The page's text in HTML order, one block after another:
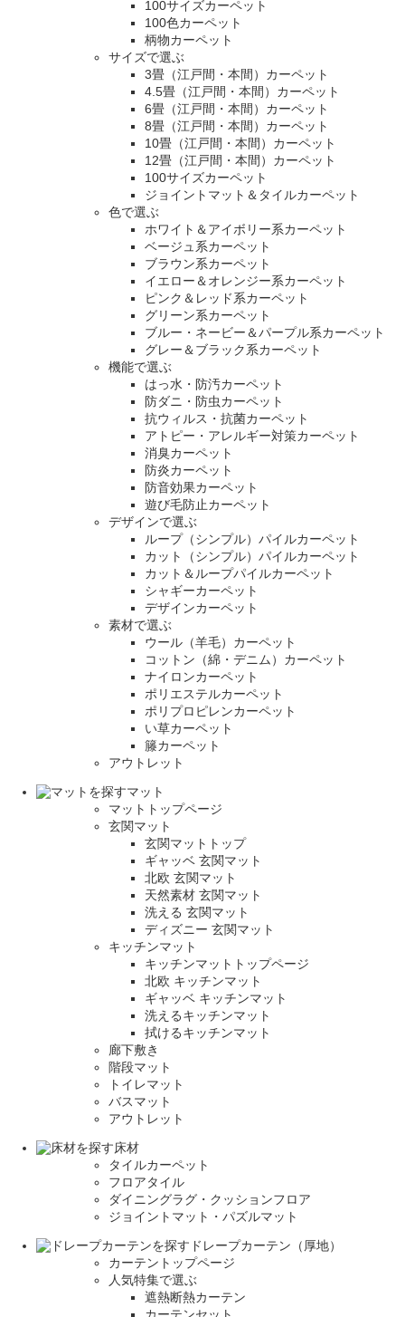
100サイズカーペット
100色カーペット
柄物カーペット
サイズで選ぶ
3畳（江戸間・本間）カーペット
4.5畳（江戸間・本間）カーペット
6畳（江戸間・本間）カーペット
8畳（江戸間・本間）カーペット
10畳（江戸間・本間）カーペット
12畳（江戸間・本間）カーペット
100サイズカーペット
ジョイントマット＆タイルカーペット
色で選ぶ
ホワイト＆アイボリー系カーペット
ベージュ系カーペット
ブラウン系カーペット
イエロー＆オレンジー系カーペット
ピンク＆レッド系カーペット
グリーン系カーペット
ブルー・ネービー＆パープル系カーペット
グレー＆ブラック系カーペット
機能で選ぶ
はっ水・防汚カーペット
防ダニ・防虫カーペット
抗ウィルス・抗菌カーペット
アトピー・アレルギー対策カーペット
消臭カーペット
防炎カーペット
防音効果カーペット
遊び毛防止カーペット
デザインで選ぶ
ループ（シンプル）パイルカーペット
カット（シンプル）パイルカーペット
カット＆ループパイルカーペット
シャギーカーペット
デザインカーペット
素材で選ぶ
ウール（羊毛）カーペット
コットン（綿・デニム）カーペット
ナイロンカーペット
ポリエステルカーペット
ポリプロピレンカーペット
い草カーペット
籐カーペット
アウトレット
マット
マットトップページ
玄関マット
玄関マットトップ
ギャッベ 玄関マット
北欧 玄関マット
天然素材 玄関マット
洗える 玄関マット
ディズニー 玄関マット
キッチンマット
キッチンマットトップページ
北欧 キッチンマット
ギャッベ キッチンマット
洗えるキッチンマット
拭けるキッチンマット
廊下敷き
階段マット
トイレマット
バスマット
アウトレット
床材
タイルカーペット
フロアタイル
ダイニングラグ・クッションフロア
ジョイントマット・パズルマット
ドレープカーテン（厚地）
カーテントップページ
人気特集で選ぶ
遮熱断熱カーテン